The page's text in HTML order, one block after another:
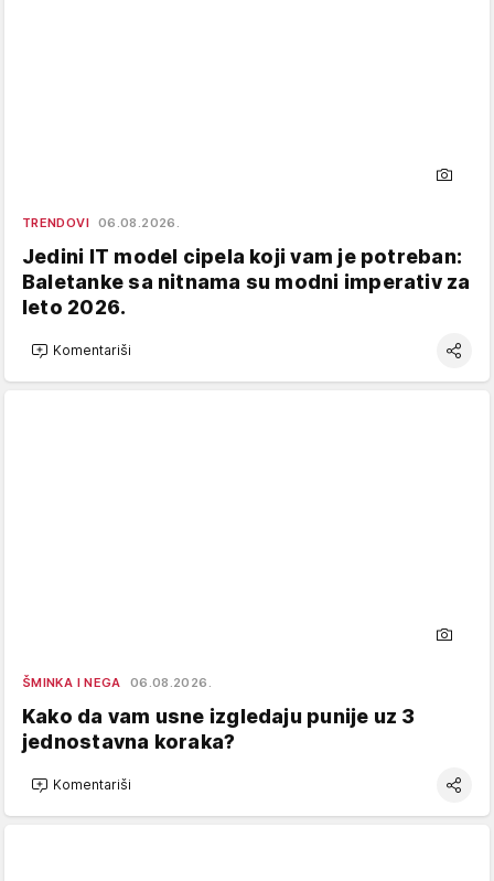
TRENDOVI 06.08.2026.
Jedini IT model cipela koji vam je potreban:
Baletanke sa nitnama su modni imperativ za
leto 2026.
Komentariši
ŠMINKA I NEGA 06.08.2026.
Kako da vam usne izgledaju punije uz 3
jednostavna koraka?
Komentariši